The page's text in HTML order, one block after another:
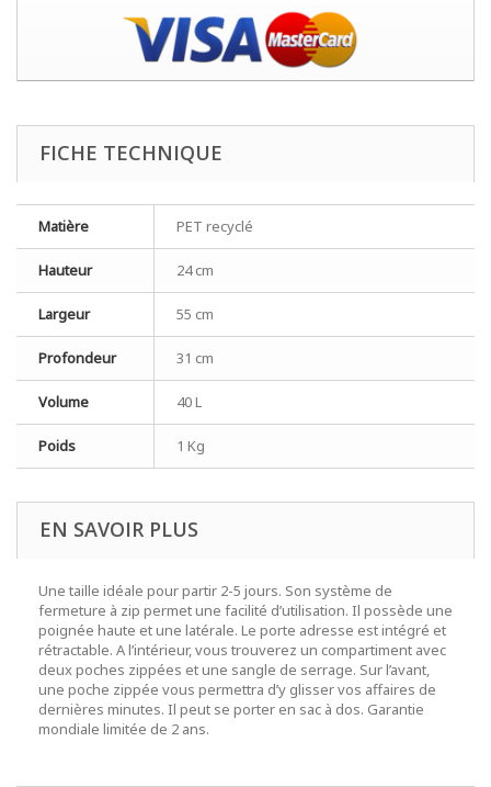
FICHE TECHNIQUE
Matière PET recyclé
Hauteur 24 cm
Largeur 55 cm
Profondeur 31 cm
Volume 40 L
Poids 1 Kg
EN SAVOIR PLUS
Une taille idéale pour partir 2-5 jours. Son système de
fermeture à zip permet une facilité d’utilisation. Il possède une
poignée haute et une latérale. Le porte adresse est intégré et
rétractable. A l’intérieur, vous trouverez un compartiment avec
deux poches zippées et une sangle de serrage. Sur l’avant,
une poche zippée vous permettra d’y glisser vos affaires de
dernières minutes. Il peut se porter en sac à dos. Garantie
mondiale limitée de 2 ans.